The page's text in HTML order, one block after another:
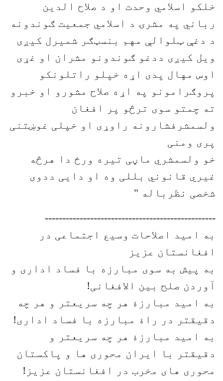
خلکو اسلامي وحدت او د صلاح الدین
رباني په مشرۍ د اسلامي جمعیت ګوندونه
د دغې ټلوالې مهم بنسټګر شمیرل کیږی
ویل کیږی ددغو ګوندونو مشران او غړی
اوس مهال پدی اړه خپلو راتلونکو
پروګرامونو په اړه صلاح مشورو او خبرو
ته چمتو سوی ترڅو پر افغان
ولسمشرفشارونه راوړی او خپلی غوښتنی
پری ومنی
خو ولسمشري ماڼی تیره ورځ دا هرڅه
غیري قانوني بللی وه او دایی ددوی
شخصی نظرباله "
-------------------------------------------------
به امید اصلاحات وسیع اجتماعی در
افغانستان عزیز
به پیش به سوی مبارزه با فساد اداری و
آوردن صلح بین الافغانی!
به امید مبارزۀ هر چه سریعتر و هر چه
دقیقتر در راۀ مبارزه با فساد اداری!
به امید مبارزۀ هر چه سریعتر و
دقیقتر با ایران محوری ها و پاکستان
محوری های مخرب در افغانستان عزیز!